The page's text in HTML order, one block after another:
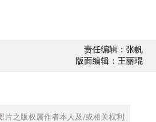
责任编辑：张帆
版面编辑：王丽琨
片之版权属作者本人及/或相关权利